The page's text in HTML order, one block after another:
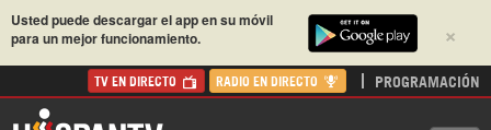
×
Usted puede descargar el app en su móvil
para un mejor funcionamiento.
TV EN DIRECTO RADIO EN DIRECTO PROGRAMACIÓN